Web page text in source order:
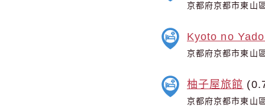
京都府京都市東山
Kyoto no
京都府京都市東山
柚子屋旅館
京都府京都市東山